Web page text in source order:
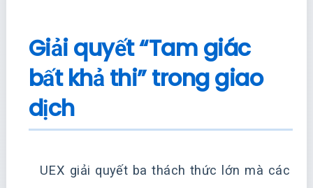
Giải quyết “Tam giác
bất khả thi” trong giao
dịch
UEX giải quyết ba thách thức lớn mà các